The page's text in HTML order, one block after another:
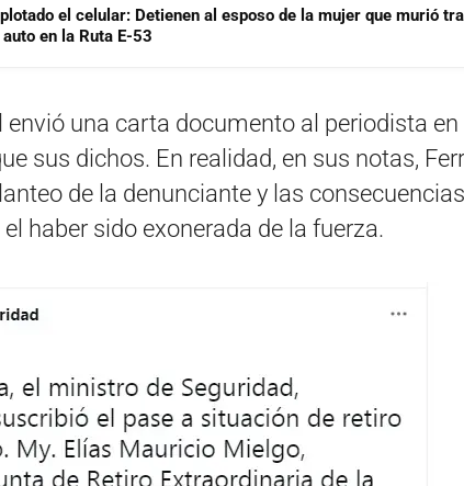
el celular: Detienen al esposo de la mujer que murió
en la Ruta E-53
envió una carta documento al periodista en
sus dichos. En realidad, en sus notas,
de la denunciante y las
haber sido exonerada de la fuerza.